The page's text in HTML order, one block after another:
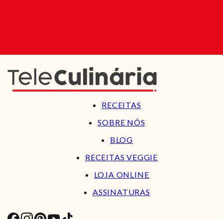
RECEITAS
SOBRE NÓS
BLOG
RECEITAS VEGGIE
LOJA ONLINE
ASSINATURAS